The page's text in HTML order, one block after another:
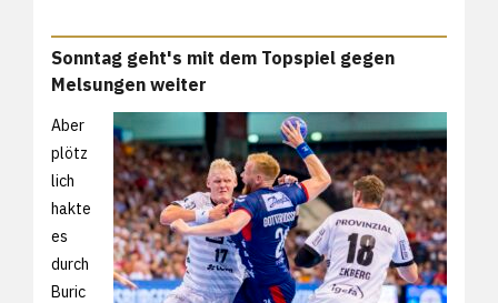
Sonntag geht's mit dem Topspiel gegen
Melsungen weiter
Aber
plötz
lich
hakte
es
durch
Buric